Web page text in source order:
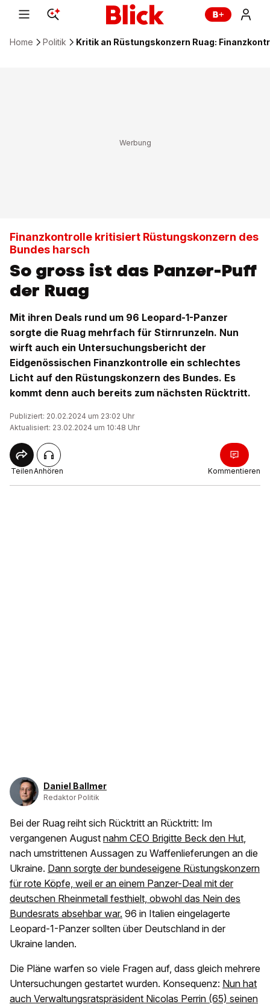
Home Politik Kritik an Rüstungskonzern Ruag:
Finanzkontrolle kritisiert Rüstungskonzern des
Bundes harsch
So gross ist das Panzer-Puff
der Ruag
Mit ihren Deals rund um 96 Leopard-1-Panzer
sorgte die Ruag mehrfach für Stirnrunzeln. Nun
wirft auch ein Untersuchungsbericht der
Eidgenössischen Finanzkontrolle ein schlechtes
Licht auf den Rüstungskonzern des Bundes. Es
kommt denn auch bereits zum nächsten Rücktritt.
Publiziert: 20.02.2024 um 23:02 Uhr
Aktualisiert: 23.02.2024 um 10:48 Uhr
TeilenAnhören Kommentieren
Daniel Ballmer
Redaktor Politik
Bei der Ruag reiht sich Rücktritt an Rücktritt: Im
vergangenen August nahm CEO Brigitte Beck den Hut,
nach umstrittenen Aussagen zu Waffenlieferungen an die
Ukraine. Dann sorgte der bundeseigene Rüstungskonzern
für rote Köpfe, weil er an einem Panzer-Deal mit der
deutschen Rheinmetall festhielt, obwohl das Nein des
Bundesrats absehbar war. 96 in Italien eingelagerte
Leopard-1-Panzer sollten über Deutschland in der
Ukraine landen.
Die Pläne warfen so viele Fragen auf, dass gleich mehrere
Untersuchungen gestartet wurden. Konsequenz: Nun hat
auch Verwaltungsratspräsident Nicolas Perrin (65) seinen